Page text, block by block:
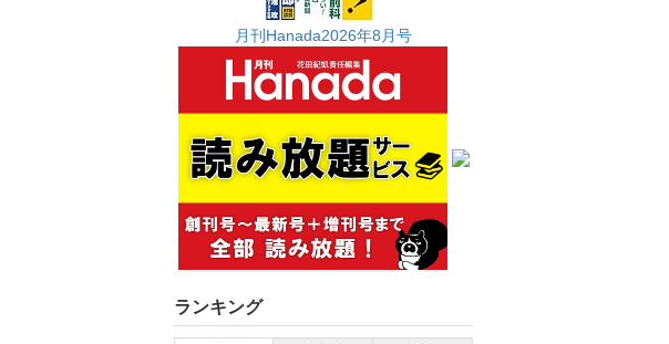
月刊Hanada2026年8月号
ランキング